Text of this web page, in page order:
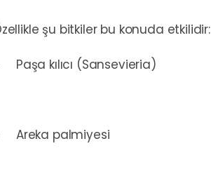
şu bitkiler bu konuda etkilidir:
Paşa kılıcı (Sansevieria)
Areka palmiyesi